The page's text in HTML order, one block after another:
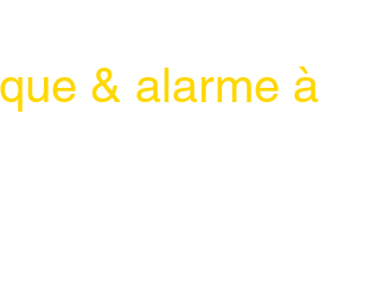
& alarme à